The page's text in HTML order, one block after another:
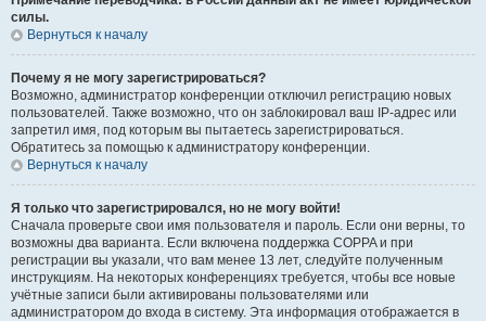
силы.
Вернуться к началу
Почему я не могу зарегистрироваться?
Возможно, администратор конференции отключил регистрацию новых
пользователей. Также возможно, что он заблокировал ваш IP-адрес или
запретил имя, под которым вы пытаетесь зарегистрироваться.
Обратитесь за помощью к администратору конференции.
Вернуться к началу
Я только что зарегистрировался, но не могу войти!
Сначала проверьте свои имя пользователя и пароль. Если они верны, то
возможны два варианта. Если включена поддержка COPPA и при
регистрации вы указали, что вам менее 13 лет, следуйте полученным
инструкциям. На некоторых конференциях требуется, чтобы все новые
учётные записи были активированы пользователями или
администратором до входа в систему. Эта информация отображается в